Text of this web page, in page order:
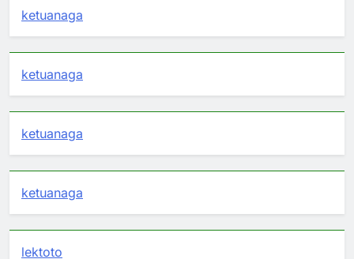
ketuanaga
ketuanaga
ketuanaga
ketuanaga
lektoto